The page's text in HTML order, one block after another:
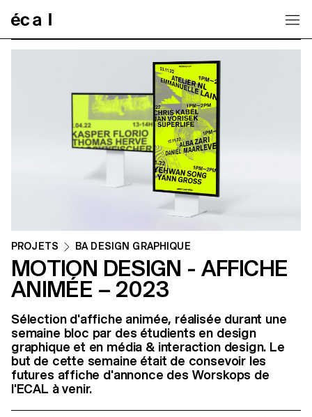
PROJETS BA DESIGN GRAPHIQUE
MOTION DESIGN - AFFICHE
ANIMÉE – 2023
Sélection d'affiche animée, réalisée durant une
semaine bloc par des étudients en design
graphique et en média & interaction design. Le
but de cette semaine était de consevoir les
futures affiche d'annonce des Worskops de
l'ECAL à venir.